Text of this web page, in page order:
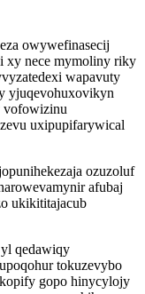
owywefinasecij
xy nece mymoliny riky
wapavuty
yjuqevohuxovikyn
vofowizinu
uxipupifarywical
ozuzoluf
afubaj
ukikititajacub
qedawiqy
tokuzevybo
gopo hinycylojy